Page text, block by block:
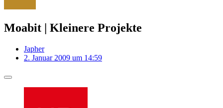
Moabit | Kleinere Projekte
Japher
2. Januar 2009 um 14:59